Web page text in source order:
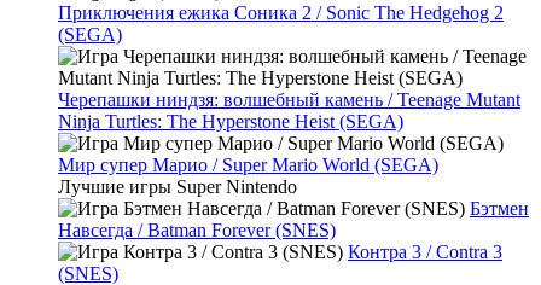
Приключения ежика Соника 2 / Sonic The Hedgehog 2
(SEGA)
Черепашки ниндзя: волшебный камень / Teenage Mutant
Ninja Turtles: The Hyperstone Heist (SEGA)
Мир супер Марио / Super Mario World (SEGA)
Лучшие игры Super Nintendo
Бэтмен
Навсегда / Batman Forever (SNES)
Контра 3 / Contra 3
(SNES)